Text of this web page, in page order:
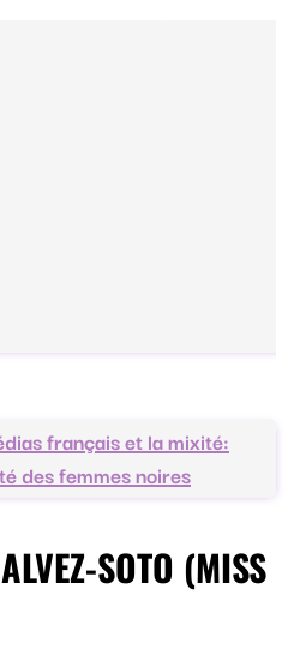
français et la mixité:
des femmes noires
SOTO (MISS